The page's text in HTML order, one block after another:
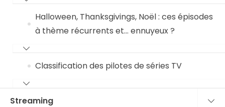
Halloween, Thanksgivings, Noël : ces épisodes
à thème récurrents et… ennuyeux ?
Classification des pilotes de séries TV
Streaming